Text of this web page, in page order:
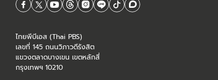
ไทยพีบีเอส (Thai PBS)
เลขที่ 145 ถนนวิภาวดีรังสิต
แขวงตลาดบางเขน เขตหลักสี่
กรุงเทพฯ 10210